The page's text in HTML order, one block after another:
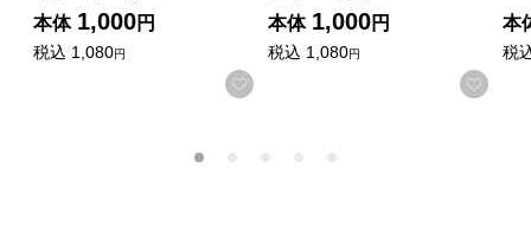
本体 1,000円
税込 1,080円
お気に入りに登録する
本体 1,000円
税込 1,080円
お気
本
税